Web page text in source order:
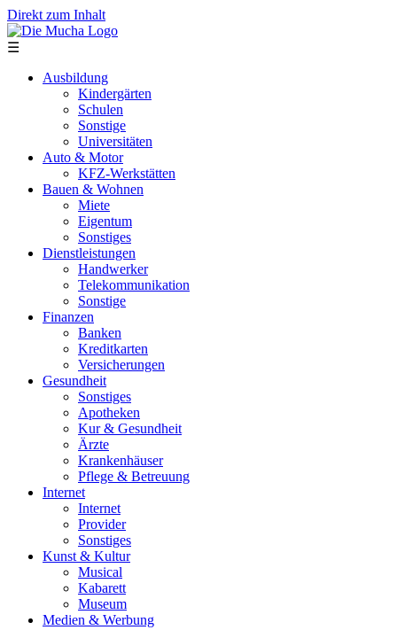
Direkt zum Inhalt
☰
Ausbildung
Kindergärten
Schulen
Sonstige
Universitäten
Auto & Motor
KFZ-Werkstätten
Bauen & Wohnen
Miete
Eigentum
Sonstiges
Dienstleistungen
Handwerker
Telekommunikation
Sonstige
Finanzen
Banken
Kreditkarten
Versicherungen
Gesundheit
Sonstiges
Apotheken
Kur & Gesundheit
Ärzte
Krankenhäuser
Pflege & Betreuung
Internet
Internet
Provider
Sonstiges
Kunst & Kultur
Musical
Kabarett
Museum
Medien & Werbung